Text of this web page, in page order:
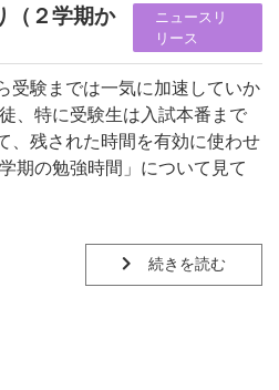
（２学期か
ニュースリ
リース
受験までは一気に加速していか
、特に受験生は入試本番まで
、残された時間を有効に使わせ
期の勉強時間」について見て
続きを読む